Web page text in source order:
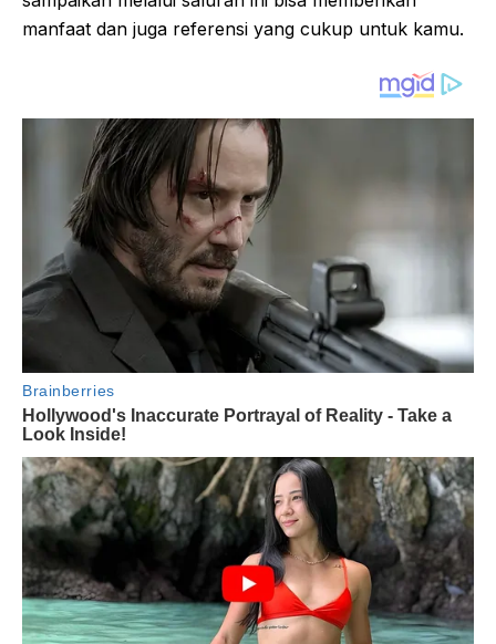
manfaat dan juga referensi yang cukup untuk kamu.